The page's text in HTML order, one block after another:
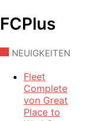
FCPlus
NEUIGKEITEN
Fleet
Complete
von Great
Place to